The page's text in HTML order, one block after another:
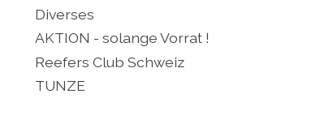
Diverses
AKTION - solange Vorrat !
Reefers Club Schweiz
TUNZE